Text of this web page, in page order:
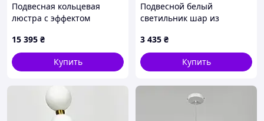
Подвесная кольцевая
люстра с эффектом
15 395 ₴
Купить
Подвесной белый
светильник шар из
Ø60 см
3 435 ₴
Купить